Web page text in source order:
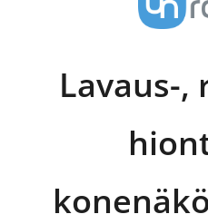
Lavaus-,